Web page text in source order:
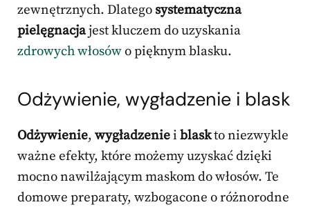
zewnętrznych. Dlatego systematyczna
pielęgnacjajest kluczem do uzyskania
zdrowych włosówo pięknym blasku.
Odżywienie, wygładzenie i blask
Odżywienie, wygładzeniei blaskto niezwykle
ważne efekty, które możemy uzyskać dzięki
mocno nawilżającym maskom do włosów. Te
domowe preparaty, wzbogacone o różnorodne